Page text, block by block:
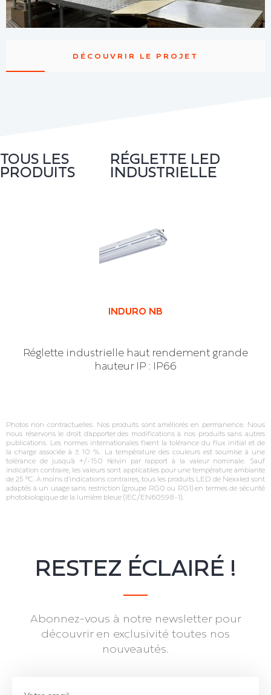
DÉCOUVRIR LE PROJET
TOUS LES
PRODUITS
RÉGLETTE LED
INDUSTRIELLE
INDURO NB
Réglette industrielle haut rendement grande
hauteur IP : IP66
Photos non contractuelles. Nos produits sont améliorés en permanence. Nous
nous réservons le droit d’apporter des modifications à nos produits sans autres
publications. Les normes internationales fixent la tolérance du flux initial et de
la charge associée à ± 10 %. La température des couleurs est soumise à une
tolérance de jusqu’à +/‐150 Kelvin par rapport à la valeur nominale. Sauf
indication contraire, les valeurs sont applicables pour une température ambiante
de 25 °C. A moins d’indications contraires, tous les produits LED de Nexxled sont
adaptés à un usage sans restriction (groupe RG0 ou RG1) en termes de sécurité
photobiologique de la lumière bleue (IEC/EN60598‐1).
RESTEZ ÉCLAIRÉ !
Abonnez-vous à notre newsletter pour
découvrir en exclusivité toutes nos
nouveautés.